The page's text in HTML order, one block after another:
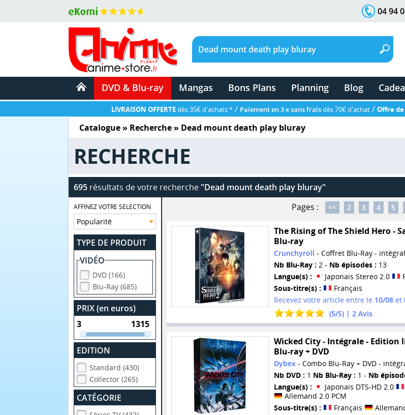
04 94
DVD & Blu-ray Mangas Bons Plans Planning Blog
LIVRAISON OFFERTEdès 35€ d'achats * / Paiement en 3 x sans fraisdès 70€ d'achat / Offre
Catalogue» Recherche » Dead mount death play bluray
RECHERCHE
695résultats de votre recherche "Dead mount death play bluray"
AFFINEZ VOTRE SELECTION
TYPE DE PRODUIT
VIDÉO
DVD (166)
Blu-Ray (685)
PRIX (en euros)
EDITION
Standard (430)
Collector (265)
CATÉGORIE
Pages : << 2 3 4 5
The Rising of The Shield Hero -
Blu-ray
Crunchyroll - Coffret Blu-Ray -
Nb Blu-Ray : 2 - Nb épisodes : 13
Langue(s) :
Japonais Stereo 2.0
Sous-titre(s) :
Français
Recevez votre article entre le 10/08et
(5/5) | 2Avis
Wicked City - Intégrale - Edition
Blu-ray + DVD
Dybex- Combo Blu-Ray + DVD -
Nb DVD : 1 Nb Blu-Ray : 1 - Nb
Langue(s) :
Japonais DTS-HD 2.0
Allemand 2.0 PCM
Sous-titre(s) :
Français